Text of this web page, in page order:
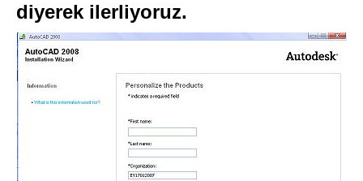
diyerek ilerliyoruz.